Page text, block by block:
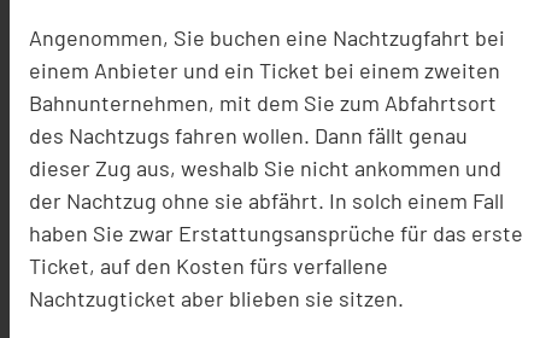
Angenommen, Sie buchen eine Nachtzugfahrt bei
einem Anbieter und ein Ticket bei einem zweiten
Bahnunternehmen, mit dem Sie zum Abfahrtsort
des Nachtzugs fahren wollen. Dann fällt genau
dieser Zug aus, weshalb Sie nicht ankommen und
der Nachtzug ohne sie abfährt. In solch einem Fall
haben Sie zwar Erstattungsansprüche für das erste
Ticket, auf den Kosten fürs verfallene
Nachtzugticket aber blieben sie sitzen.